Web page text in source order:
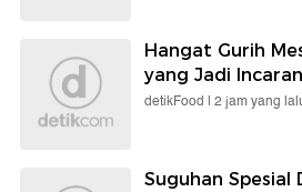
Hangat Gurih
yang Jadi
detikFood | 2 jam yang
Suguhan Spesial